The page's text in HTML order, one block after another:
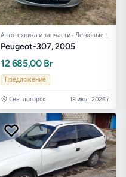
Автотехника и запчасти - Легковые авто
Peugeot-307, 2005
12 685,00 Br
Предложение
Светлогорск 18 июл. 2026 г.